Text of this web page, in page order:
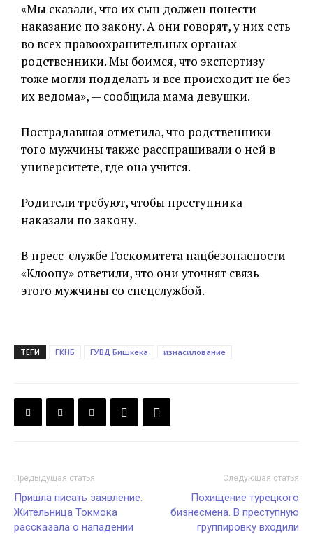
«Мы сказали, что их сын должен понести
наказание по закону. А они говорят, у них есть
во всех правоохранительных органах
родственники. Мы боимся, что экспертизу
тоже могли подделать и все происходит не без
их ведома», — сообщила мама девушки.
Пострадавшая отметила, что родственники
того мужчины также расспрашивали о ней в
университете, где она учится.
Родители требуют, чтобы преступника
наказали по закону.
В пресс-службе Госкомитета нацбезопасности
«Клоопу» ответили, что они уточнят связь
этого мужчины со спецслужбой.
ТЕГИ ГКНБ ГУВД Бишкека изнасилование
Предыдущая статья
Пришла писать заявление.
Жительница Токмока
рассказала о нападении
Следующая статья
Похищение турецкого
бизнесмена. В преступную
группировку входили